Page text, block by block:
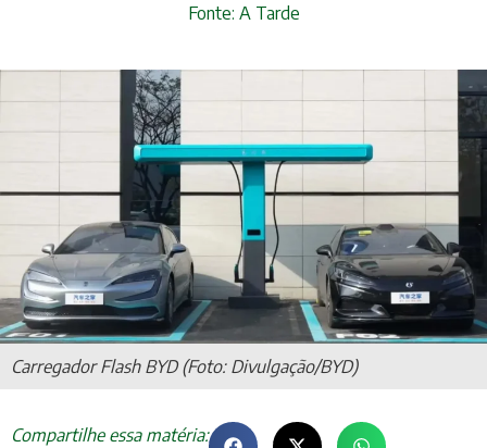
Fonte: A Tarde
Carregador Flash BYD (Foto: Divulgação/BYD)
Compartilhe essa matéria: